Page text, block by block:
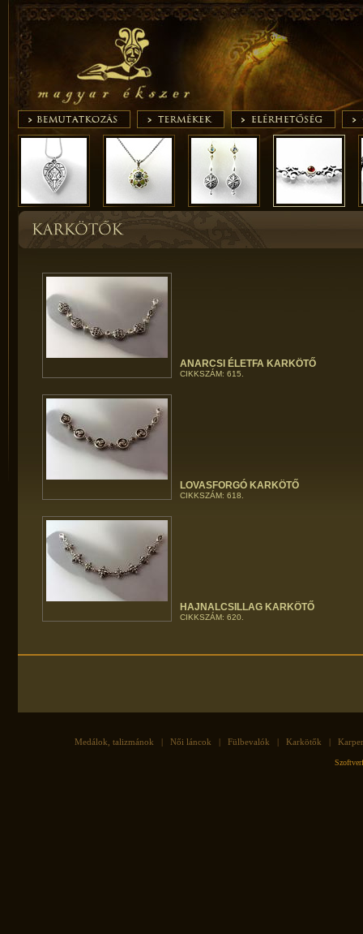
ANARCSI ÉLETFA KARKÖTŐ
CIKKSZÁM: 615.
LOVASFORGÓ KARKÖTŐ
CIKKSZÁM: 618.
HAJNALCSILLAG KARKÖTŐ
CIKKSZÁM: 620.
Medálok, talizmánok | Női láncok | Fülbevalók | Karkötők |